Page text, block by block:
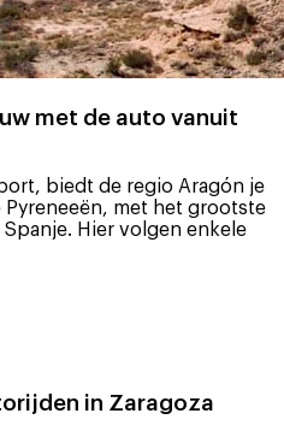
met de auto vanuit
biedt de regio Aragón je
met het grootste
Hier volgen enkele
in Zaragoza